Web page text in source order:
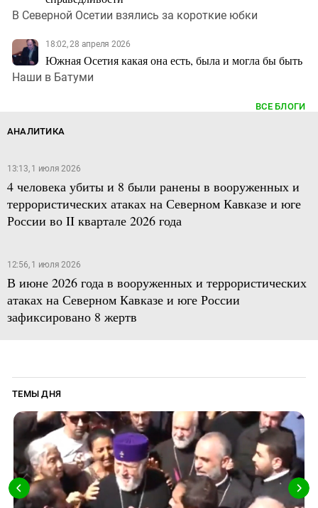
В Северной Осетии взялись за короткие юбки
18:02, 28 апреля 2026
Южная Осетия какая она есть, была и могла бы быть
Наши в Батуми
ВСЕ БЛОГИ
АНАЛИТИКА
13:13, 1 июля 2026
4 человека убиты и 8 были ранены в вооруженных и
террористических атаках на Северном Кавказе и юге
России во II квартале 2026 года
12:56, 1 июля 2026
В июне 2026 года в вооруженных и террористических
атаках на Северном Кавказе и юге России
зафиксировано 8 жертв
ТЕМЫ ДНЯ